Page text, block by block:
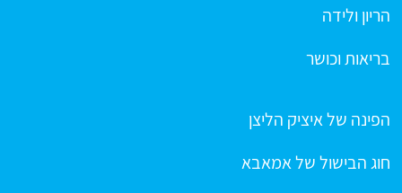
הריון ולידה
בריאות וכושר
הפינה של איציק הליצן
חוג הבישול של אמאבא